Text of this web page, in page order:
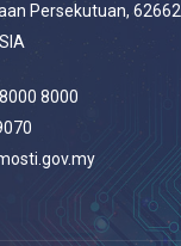
Persekutuan, 62662
8000